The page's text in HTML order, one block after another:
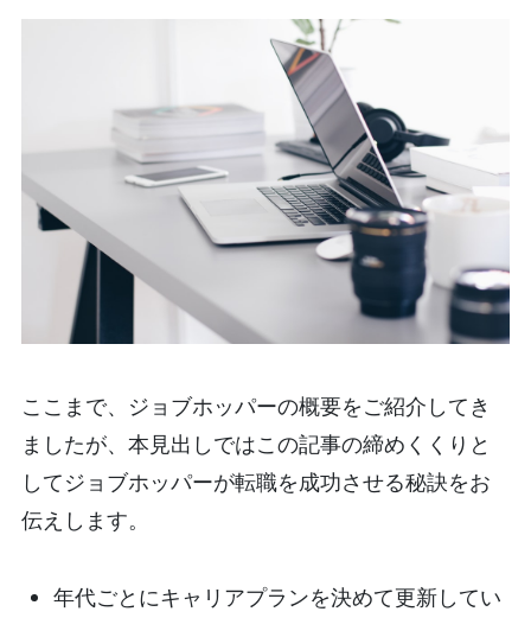
ここまで、ジョブホッパーの概要をご紹介してき
ましたが、本見出しではこの記事の締めくくりと
してジョブホッパーが転職を成功させる秘訣をお
伝えします。
年代ごとにキャリアプランを決めて更新してい